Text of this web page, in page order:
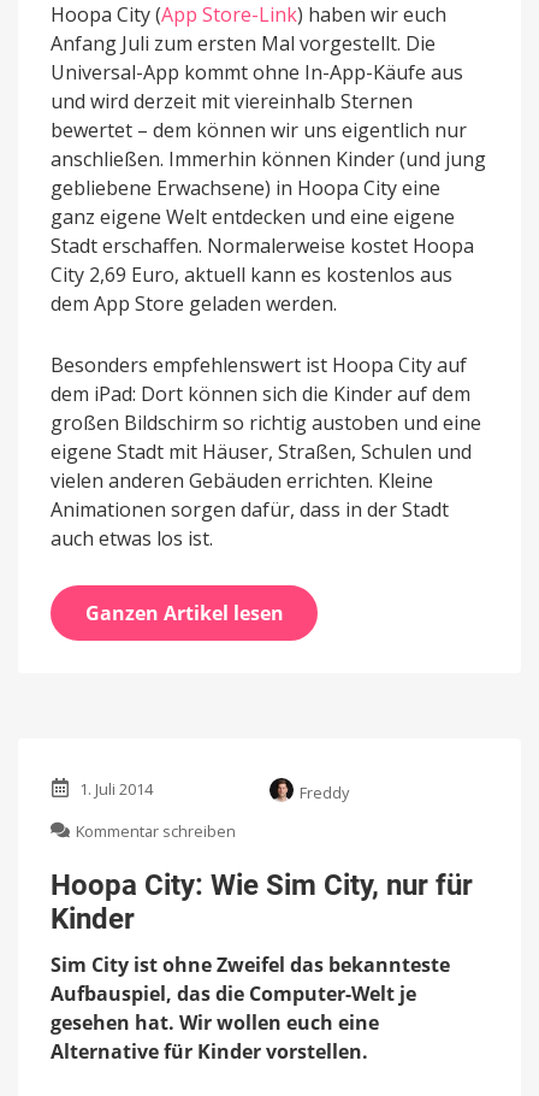
Hoopa City (App Store-Link) haben wir euch
Anfang Juli zum ersten Mal vorgestellt. Die
Universal-App kommt ohne In-App-Käufe aus
und wird derzeit mit viereinhalb Sternen
bewertet – dem können wir uns eigentlich nur
anschließen. Immerhin können Kinder (und jung
gebliebene Erwachsene) in Hoopa City eine
ganz eigene Welt entdecken und eine eigene
Stadt erschaffen. Normalerweise kostet Hoopa
City 2,69 Euro, aktuell kann es kostenlos aus
dem App Store geladen werden.
Besonders empfehlenswert ist Hoopa City auf
dem iPad: Dort können sich die Kinder auf dem
großen Bildschirm so richtig austoben und eine
eigene Stadt mit Häuser, Straßen, Schulen und
vielen anderen Gebäuden errichten. Kleine
Animationen sorgen dafür, dass in der Stadt
auch etwas los ist.
Ganzen Artikel lesen
1. Juli 2014
Freddy
Kommentar schreiben
City:
Wie
nur
für
Kinder
Hoopa City: Wie Sim City, nur für
Kinder
Sim City ist ohne Zweifel das bekannteste
Aufbauspiel, das die Computer-Welt je
gesehen hat. Wir wollen euch eine
Alternative für Kinder vorstellen.